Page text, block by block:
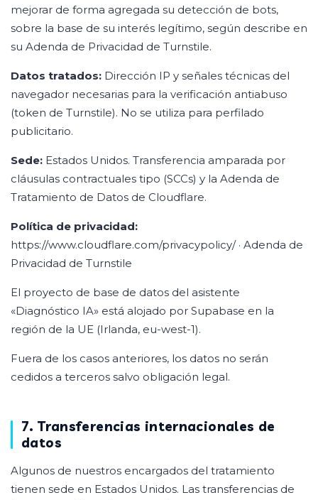
mejorar de forma agregada su detección de bots,
sobre la base de su interés legítimo, según describe en
su Adenda de Privacidad de Turnstile.
Datos tratados: Dirección IP y señales técnicas del
navegador necesarias para la verificación antiabuso
(token de Turnstile). No se utiliza para perfilado
publicitario.
Sede: Estados Unidos. Transferencia amparada por
cláusulas contractuales tipo (SCCs) y la Adenda de
Tratamiento de Datos de Cloudflare.
Política de privacidad:
https://www.cloudflare.com/privacypolicy/· Adenda de
Privacidad de Turnstile
El proyecto de base de datos del asistente
«Diagnóstico IA» está alojado por Supabase en la
región de la UE (Irlanda, eu-west-1).
Fuera de los casos anteriores, los datos no serán
cedidos a terceros salvo obligación legal.
7. Transferencias internacionales de
datos
Algunos de nuestros encargados del tratamiento
tienen sede en Estados Unidos. Las transferencias de